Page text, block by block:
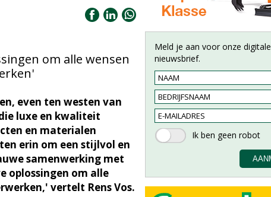
om alle wensen
even ten westen van
luxe en kwaliteit
en materialen
erin om een stijlvol en
samenwerking met
oplossingen om alle
vertelt Rens Vos.
Meld je aan voor onze digitale
nieuwsbrief.